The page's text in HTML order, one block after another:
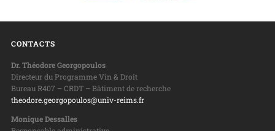
CONTACTS
Dr. Théodore Georgopoulos
Directeur du Programme Vin & Droit
Bureau R407 – CRDT – Bâtiment de recherche
theodore.georgopoulos@univ-reims.fr
Monique Dessalles